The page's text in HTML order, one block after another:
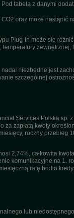
tabelą z danymi
oraz może
Plug-In może się
niezbędne jest
szczególnej
Services Polska
zapłatą kwoty
roczny przebieg
2,74%, całkowita
komunikacyjne na
ratę brutto
lub